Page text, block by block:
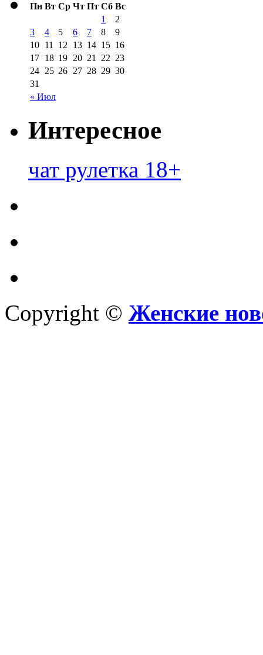
Пн Вт Ср Чт Пт Сб Вс
« Июл
1
2
3
4 5 6 7 8
9
10 11 12 13 14 15 16
17 18 19 20 21 22 23
24 25 26 27 28 29 30
31
Интересное
чат рулетка 18+
Copyright © Женские